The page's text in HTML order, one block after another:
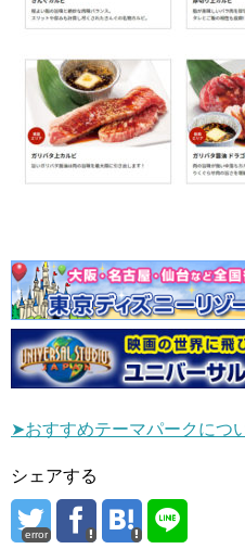
➤おすすめテーマパークにつ
シェアする
error